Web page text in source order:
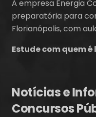
A empresa Energia
preparatória para
Florianópolis, com
Estude com quem
Notícias e
Concursos